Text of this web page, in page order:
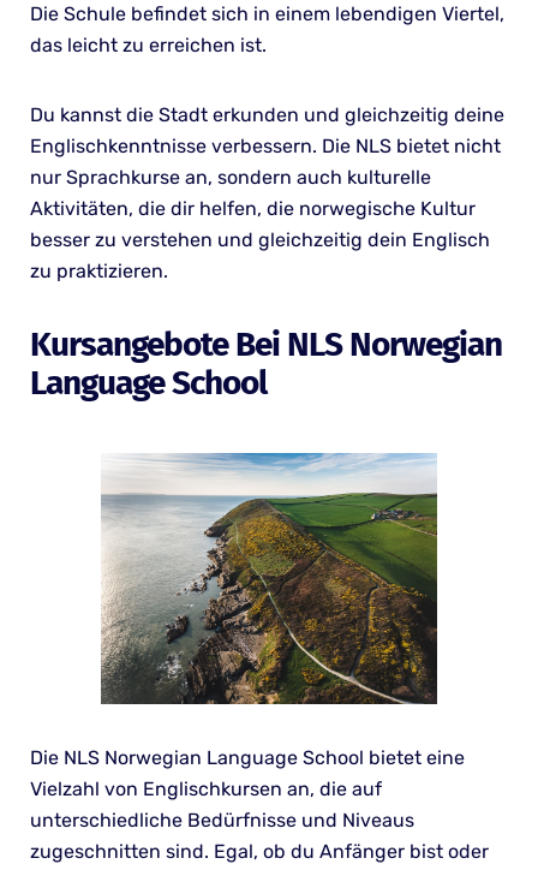
Die Schule befindet sich in einem lebendigen Viertel,
das leicht zu erreichen ist.
Du kannst die Stadt erkunden und gleichzeitig deine
Englischkenntnisse verbessern. Die NLS bietet nicht
nur Sprachkurse an, sondern auch kulturelle
Aktivitäten, die dir helfen, die norwegische Kultur
besser zu verstehen und gleichzeitig dein Englisch
zu praktizieren.
Kursangebote Bei NLS Norwegian
Language School
Die NLS Norwegian Language School bietet eine
Vielzahl von Englischkursen an, die auf
unterschiedliche Bedürfnisse und Niveaus
zugeschnitten sind. Egal, ob du Anfänger bist oder